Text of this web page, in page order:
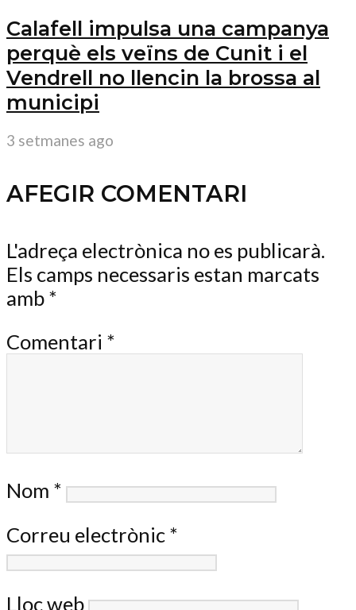
Calafell impulsa una campanya
perquè els veïns de Cunit i el
Vendrell no llencin la brossa al
municipi
3 setmanes ago
AFEGIR COMENTARI
L'adreça electrònica no es publicarà.
Els camps necessaris estan marcats
amb *
Comentari *
Nom *
Correu electrònic *
Lloc web